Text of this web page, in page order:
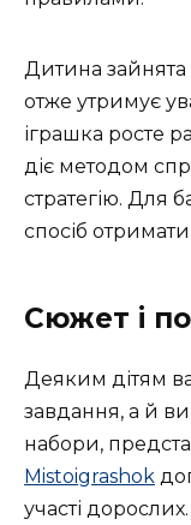
Дитина
отже утримує
іграшка росте
діє методом
стратегію. Для
спосіб
Сюжет і
Деяким дітям
завдання, а й
набори,
Mistoigrashok
участі